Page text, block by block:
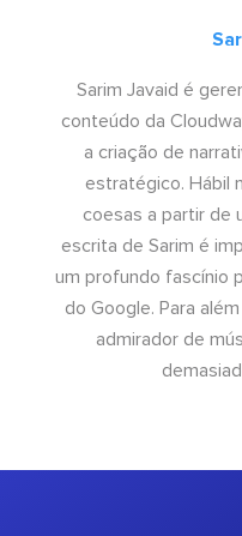
Sarim Javaid é
conteúdo da
a criação de
estratégico. Hábil
coesas a partir de
escrita de Sarim é
um profundo fascínio
do Google. Para
admirador de